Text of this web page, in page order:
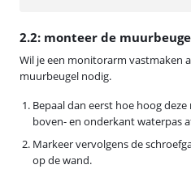
2.2: monteer de
Wil je een monitorarm vastmaken
muurbeugel nodig.
Bepaal dan eerst hoe hoog
boven- en onderkant waterpas
Markeer vervolgens de
op de wand.